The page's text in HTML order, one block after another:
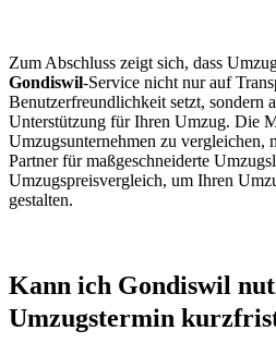
Zum Abschluss zeigt sich, dass
Gondiswil-Service nicht nur auf
Benutzerfreundlichkeit setzt, sondern
Unterstützung für Ihren Umzug. Die
Umzugsunternehmen zu vergleichen,
Partner für maßgeschneiderte
Umzugspreisvergleich, um Ihren
gestalten.
Kann ich Gondiswil
Umzugstermin